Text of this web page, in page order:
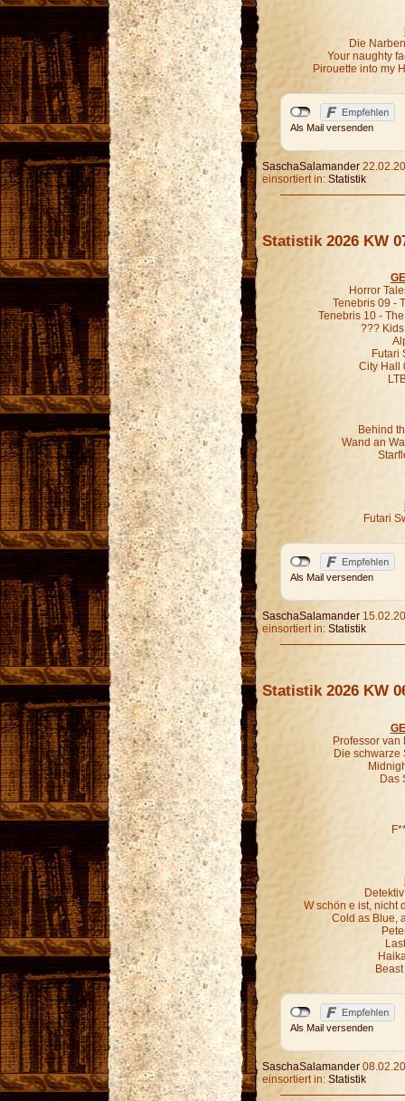
Die
Your naughty
Pirouette into my
Als Mail versenden
SaschaSalamander
einsortiert in: Statistik
Statistik 2026 KW
Horror
Tenebris 09 -
Tenebris 10 -
???
Futari
City Hall
Behind
Wand an
Futari
Als Mail versenden
SaschaSalamander
einsortiert in: Statistik
Statistik 2026 KW
Professor van
Die schwarze
Das
W schön e ist, nicht
Cold as Blue,
Als Mail versenden
SaschaSalamander
einsortiert in: Statistik